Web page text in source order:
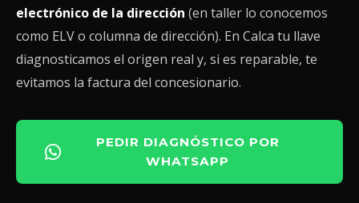
electrónico de la dirección (en taller lo conocemos
como ELV o columna de dirección). En Calca tu llave
diagnosticamos el origen real y, si es reparable, te
evitamos la factura del concesionario.
PEDIR DIAGNÓSTICO POR
WHATSAPP